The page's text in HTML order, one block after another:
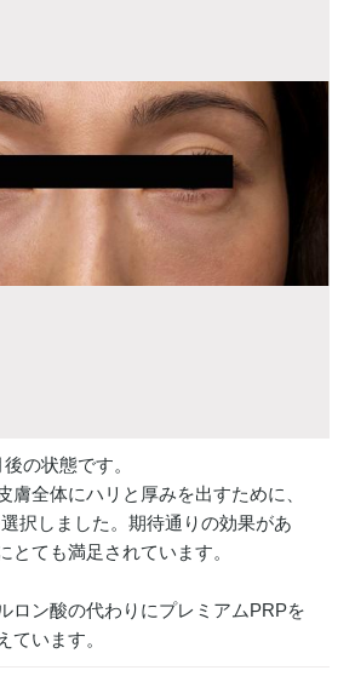
の状態です。
膚全体にハリと厚みを出すために、
択しました。期待通りの効果があ
とても満足されています。
ロン酸の代わりにプレミアムPRPを
ています。